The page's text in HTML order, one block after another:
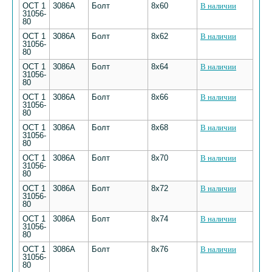
ОСТ 1
31056-
80
3086А Болт 8х60 В наличии
ОСТ 1
31056-
80
3086А Болт 8х62 В наличии
ОСТ 1
31056-
80
3086А Болт 8х64 В наличии
ОСТ 1
31056-
80
3086А Болт 8х66 В наличии
ОСТ 1
31056-
80
3086А Болт 8х68 В наличии
ОСТ 1
31056-
80
3086А Болт 8х70 В наличии
ОСТ 1
31056-
80
3086А Болт 8х72 В наличии
ОСТ 1
31056-
80
3086А Болт 8х74 В наличии
ОСТ 1
31056-
80
3086А Болт 8х76 В наличии